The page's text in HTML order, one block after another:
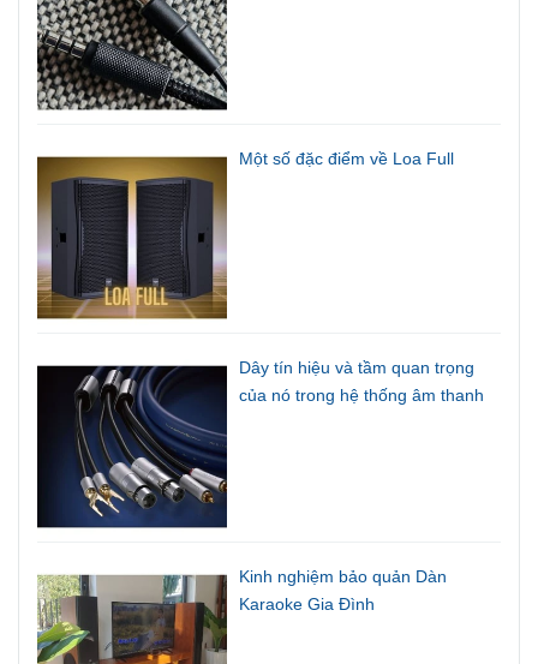
Một số đặc điểm về Loa Full
Dây tín hiệu và tầm quan trọng
của nó trong hệ thống âm thanh
Kinh nghiệm bảo quản Dàn
Karaoke Gia Đình